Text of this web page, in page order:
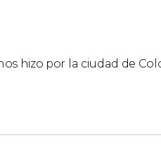
hizo por la ciudad de